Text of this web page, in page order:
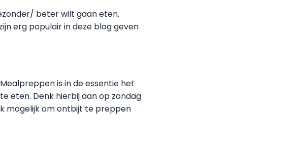
beter wilt gaan eten.
zijn erg populair in deze blog geven
is in de essentie het
eten. Denk hierbij aan op zondag
mogelijk om ontbijt te preppen